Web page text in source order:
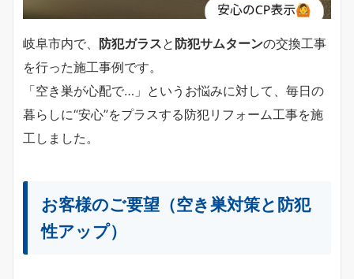
岐阜市内で、 防犯ガラスと 防犯サムターンの交換工事
を行った施工事例です。
「空き巣が心配で…」というお悩みに対して、毎日の
暮らしに“安心”をプラスする防犯リフォーム工事を施
工しました。
お客様のご要望（空き巣対策と防犯
性アップ）